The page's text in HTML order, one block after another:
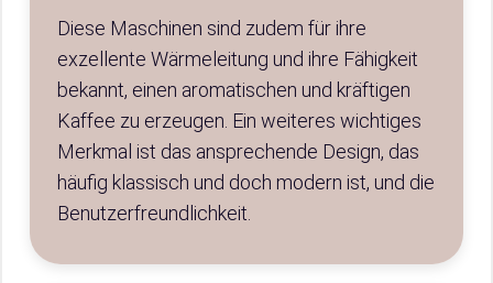
Diese Maschinen sind zudem für ihre
exzellente Wärmeleitung und ihre Fähigkeit
bekannt, einen aromatischen und kräftigen
Kaffee zu erzeugen. Ein weiteres wichtiges
Merkmal ist das ansprechende Design, das
häufig klassisch und doch modern ist, und die
Benutzerfreundlichkeit.